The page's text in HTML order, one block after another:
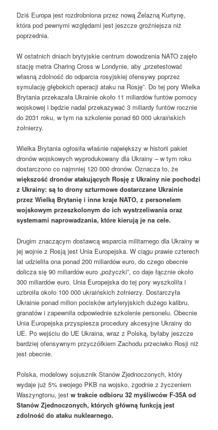
Dziś Europa jest rozdrobniona przez nową Żelazną Kurtynę,
która pod pewnymi względami jest jeszcze groźniejsza niż
poprzednia.
W ostatnich dniach brytyjskie centrum dowodzenia NATO zajęło
stację metra Charing Cross w Londynie, aby „przetestować
własną zdolność do odparcia rosyjskiej ofensywy poprzez
symulację głębokich operacji ataku na Rosję”. Do tej pory Wielka
Brytania przekazała Ukrainie około 11 miliardów funtów pomocy
wojskowej i będzie nadal przekazywać 3 miliardy funtów rocznie
do 2031 roku, w tym na szkolenie ponad 60 000 ukraińskich
żołnierzy.
Wielka Brytania ogłosiła właśnie największy w historii pakiet
dronów wojskowych wyprodukowany dla Ukrainy – w tym roku
dostarczono co najmniej 120 000 dronów. Oznacza to, że
większość dronów atakujących Rosję z Ukrainy nie pochodzi
z Ukrainy: są to drony szturmowe dostarczane Ukrainie
przez Wielką Brytanię i inne kraje NATO, z personelem
wojskowym przeszkolonym do ich wystrzeliwania oraz
systemami naprowadzania, które kierują je na cele.
Drugim znaczącym dostawcą wsparcia militarnego dla Ukrainy w
jej wojnie z Rosją jest Unia Europejska. W ciągu prawie czterech
lat udzieliła ona ponad 200 miliardów euro, do czego obecnie
dolicza się 90 miliardów euro „pożyczki”, co daje łącznie około
300 miliardów euro. Unia Europejska do tej pory wyszkoliła i
uzbroiła około 100 000 ukraińskich żołnierzy. Dostarczyła
Ukrainie ponad milion pocisków artyleryjskich dużego kalibru,
granatów i zapewniła odpowiednie szkolenie personelu. Obecnie
Unia Europejska przyspiesza procedury akcesyjne Ukrainy do
UE. Po wejściu do UE Ukraina, wraz z Polską, byłaby jeszcze
bardziej ofensywnym przyczółkiem Zachodu przeciwko Rosji niż
jest obecnie.
Polska, modelowy sojusznik Stanów Zjednoczonych, który
wydaje już 5% swojego PKB na wojsko, zgodnie z życzeniem
Waszyngtonu, jestw trakcie odbioru 32 myśliwców F-35A od
Stanów Zjednoczonych, których główną funkcją jest
zdolność do ataku nuklearnego.